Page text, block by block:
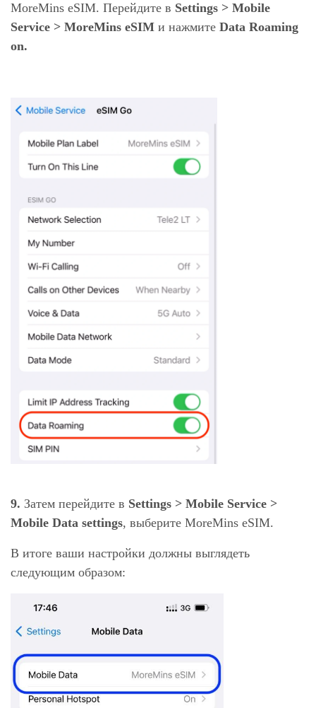
MoreMins eSIM. Перейдите в Settings > Mobile
Service > MoreMins eSIM и нажмите Data Roaming
on.
9. Затем перейдите в Settings > Mobile Service >
Mobile Data settings, выберите MoreMins eSIM.
В итоге ваши настройки должны выглядеть
следующим образом: